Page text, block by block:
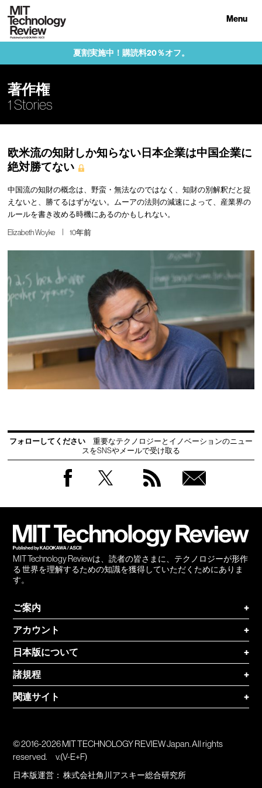
Menu
夏割実施中！購読料20％オフ。
著作権
1 Stories
欧米流の知財しか知らない日本企業は中国企業に
絶対勝てない
中国流の知財の概念は、野蛮・無法なのではなく、知財の別解釈だと捉
えないと、勝てるはずがない。ムーアの法則の減速によって、産業界の
ルールを書き改める時機にあるのかもしれない。
Elizabeth Woyke 10年前
フォローしてください
重要なテクノロジーとイノベーションのニュー
スをSNSやメールで受け取る
MIT Technology Reviewは、読者の皆さまに、テクノロジーが形作
る 世界を理解するための知識を獲得していただくためにありま
す。
ご案内
+
アカウント
+
日本版について
+
諸規程
+
関連サイト
+
© 2016-2026 MIT TECHNOLOGY REVIEW Japan. All rights
reserved.
v.(V-E+F)
日本版運営：株式会社角川アスキー総合研究所